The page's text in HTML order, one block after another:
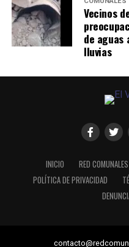
Vecinos
de
lluvias
INICIO RED COMUNALES
POLÍTICA DE PRIVACIDAD